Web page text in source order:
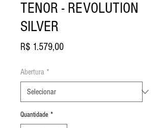
TENOR - REVOLUTION
SILVER
R$ 1.579,00Preço
Abertura *
Quantidade *